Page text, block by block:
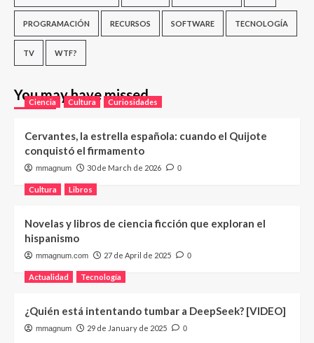
PROGRAMACIÓN RECURSOS SOFTWARE TECNOLOGÍA
TV WTF?
You may have missed
Ciencia Cultura Curiosidades
Cervantes, la estrella española: cuando el Quijote
conquistó el firmamento
mmagnum 30 de March de 2026 0
Cultura Libros
Novelas y libros de ciencia ficción que exploran el
hispanismo
mmagnum.com 27 de April de 2025 0
Actualidad Tecnología
¿Quién está intentando tumbar a DeepSeek? [VIDEO]
mmagnum 29 de January de 2025 0